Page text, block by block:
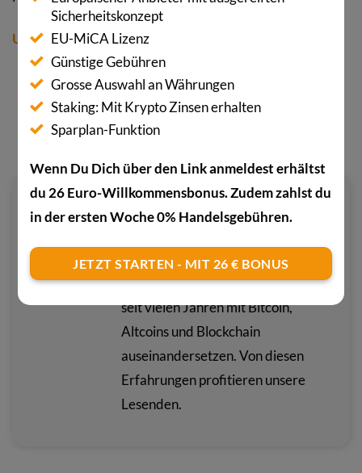
USDC bei Bitpanda kaufen
JETZT BEITRAG TEILEN
REDAKTION COINPRO.CH
aus einem Team von verschiedenen
Experten und Redaktoren, die sich
seit vielen Jahren mit Bitcoin,
Altcoins und Blockchain
auseinandersetzen. Von diesen
Erfahrungen profitieren unsere
Lesenden.
Sicherheitskonzept
EU-MiCA Lizenz
Günstige Gebühren
Grosse Auswahl an Währungen
Staking: Mit Krypto Zinsen erhalten
Sparplan-Funktion
Wenn Du Dich über den Link anmeldest erhältst
du 26 Euro-Willkommensbonus. Zudem zahlst du
in der ersten Woche 0% Handelsgebühren.
JETZT STARTEN - MIT 26 € BONUS